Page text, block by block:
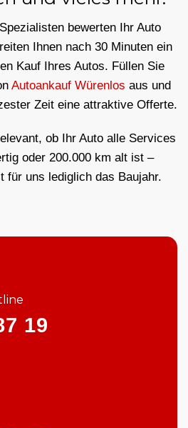
bewerten Ihr Auto
Ihnen nach 30 Minuten ein
Kauf Ihres Autos. Füllen Sie
Autoankauf Würenlos aus und
Zeit eine attraktive Offerte.
ob Ihr Auto alle Services
oder 200.000 km alt ist –
für uns lediglich das Baujahr.
19